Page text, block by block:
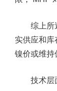
综上所述
实供应和
镍价或维持
技术层